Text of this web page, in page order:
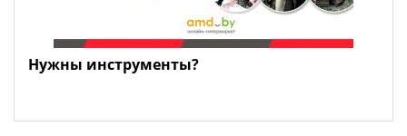
Нужны инструменты?